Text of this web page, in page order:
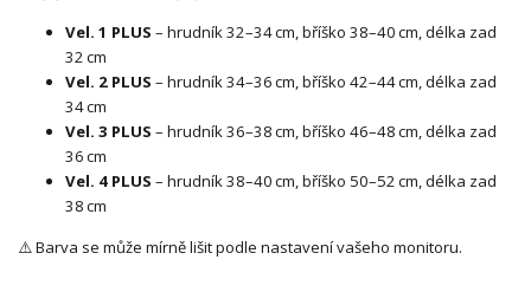
Vel. 1 PLUS – hrudník 32–34 cm, bříško 38–40 cm, délka zad
32 cm
Vel. 2 PLUS – hrudník 34–36 cm, bříško 42–44 cm, délka zad
34 cm
Vel. 3 PLUS – hrudník 36–38 cm, bříško 46–48 cm, délka zad
36 cm
Vel. 4 PLUS – hrudník 38–40 cm, bříško 50–52 cm, délka zad
38 cm
⚠️ Barva se může mírně lišit podle nastavení vašeho monitoru.